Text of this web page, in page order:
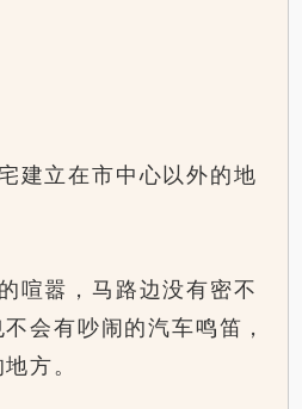
建立在市中心以外的地
喧嚣，马路边没有密不
会有吵闹的汽车鸣笛，
方。